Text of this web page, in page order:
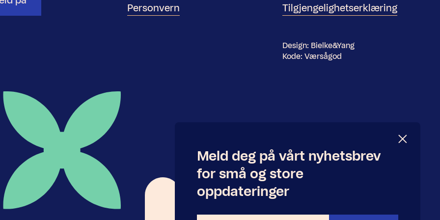
Personvern Tilgjengelighetserklæring
Design: Bielke&Yang
Kode: Værsågod
Meld deg på vårt nyhetsbrev
for små og store
oppdateringer